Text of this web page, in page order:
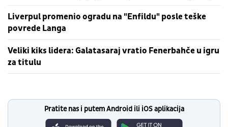
Liverpul promenio ogradu na "Enfildu" posle teške
povrede Langa
Veliki kiks lidera: Galatasaraj vratio Fenerbahče u igru
za titulu
Pratite nas i putem Android ili iOS aplikacija